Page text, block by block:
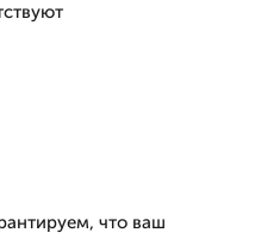
что ваш